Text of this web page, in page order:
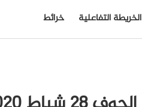
الخريطة التفاعلية خرائط